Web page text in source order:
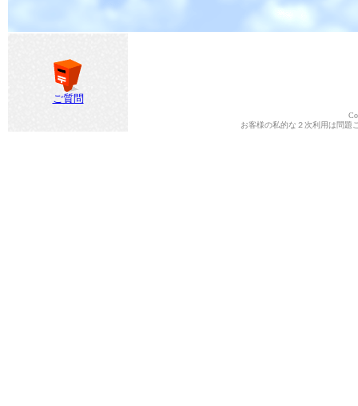
ご質問
お客様の私的な２次利用は問題